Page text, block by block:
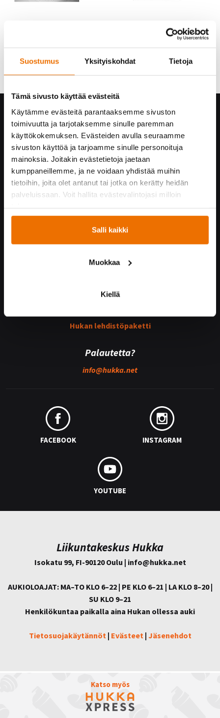
Suostumus Yksityiskohdat Tietoja
Tämä sivusto käyttää evästeitä
Käytämme evästeitä parantaaksemme sivuston
toimivuutta ja tarjotaksemme sinulle paremman
käyttökokemuksen. Evästeiden avulla seuraamme
sivuston käyttöä ja tarjoamme sinulle personoituja
mainoksia. Joitakin evästetietoja jaetaan
kumppaneillemme, ja ne voidaan yhdistää muihin
tietoihin, joita olet antanut tai jotka on kerätty heidän
palveluissaan. Voit hallita evästevalintojasi milloin
Salli kaikki
Muokkaa
Kiellä
Hukka yrityksenä
Yhteystiedot
Hukan historiaa
Vastuullisuus
Turvallisuus Hukassa
Töihin Hukkaan
Yrityskumppaneille
Yhteistyössä
Kummijoukkueet
Hukan lehdistöpaketti
Palautetta?
info@hukka.net
FACEBOOK INSTAGRAM
YOUTUBE
Liikuntakeskus Hukka
Isokatu 99, FI-90120 Oulu | info@hukka.net
AUKIOLOAJAT: MA–TO KLO 6–22 | PE KLO 6–21 | LA KLO 8–20 |
SU KLO 9–21
Henkilökuntaa paikalla aina Hukan ollessa auki
Tietosuojakäytännöt | Evästeet | Jäsenehdot
Katso myös